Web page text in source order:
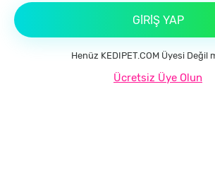
GIRIŞ YAP
Henüz KEDIPET.COM Üyesi Değil
Ücretsiz Üye Olun